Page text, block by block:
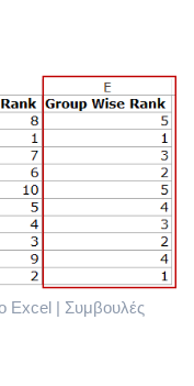
Excel | Συμβουλές